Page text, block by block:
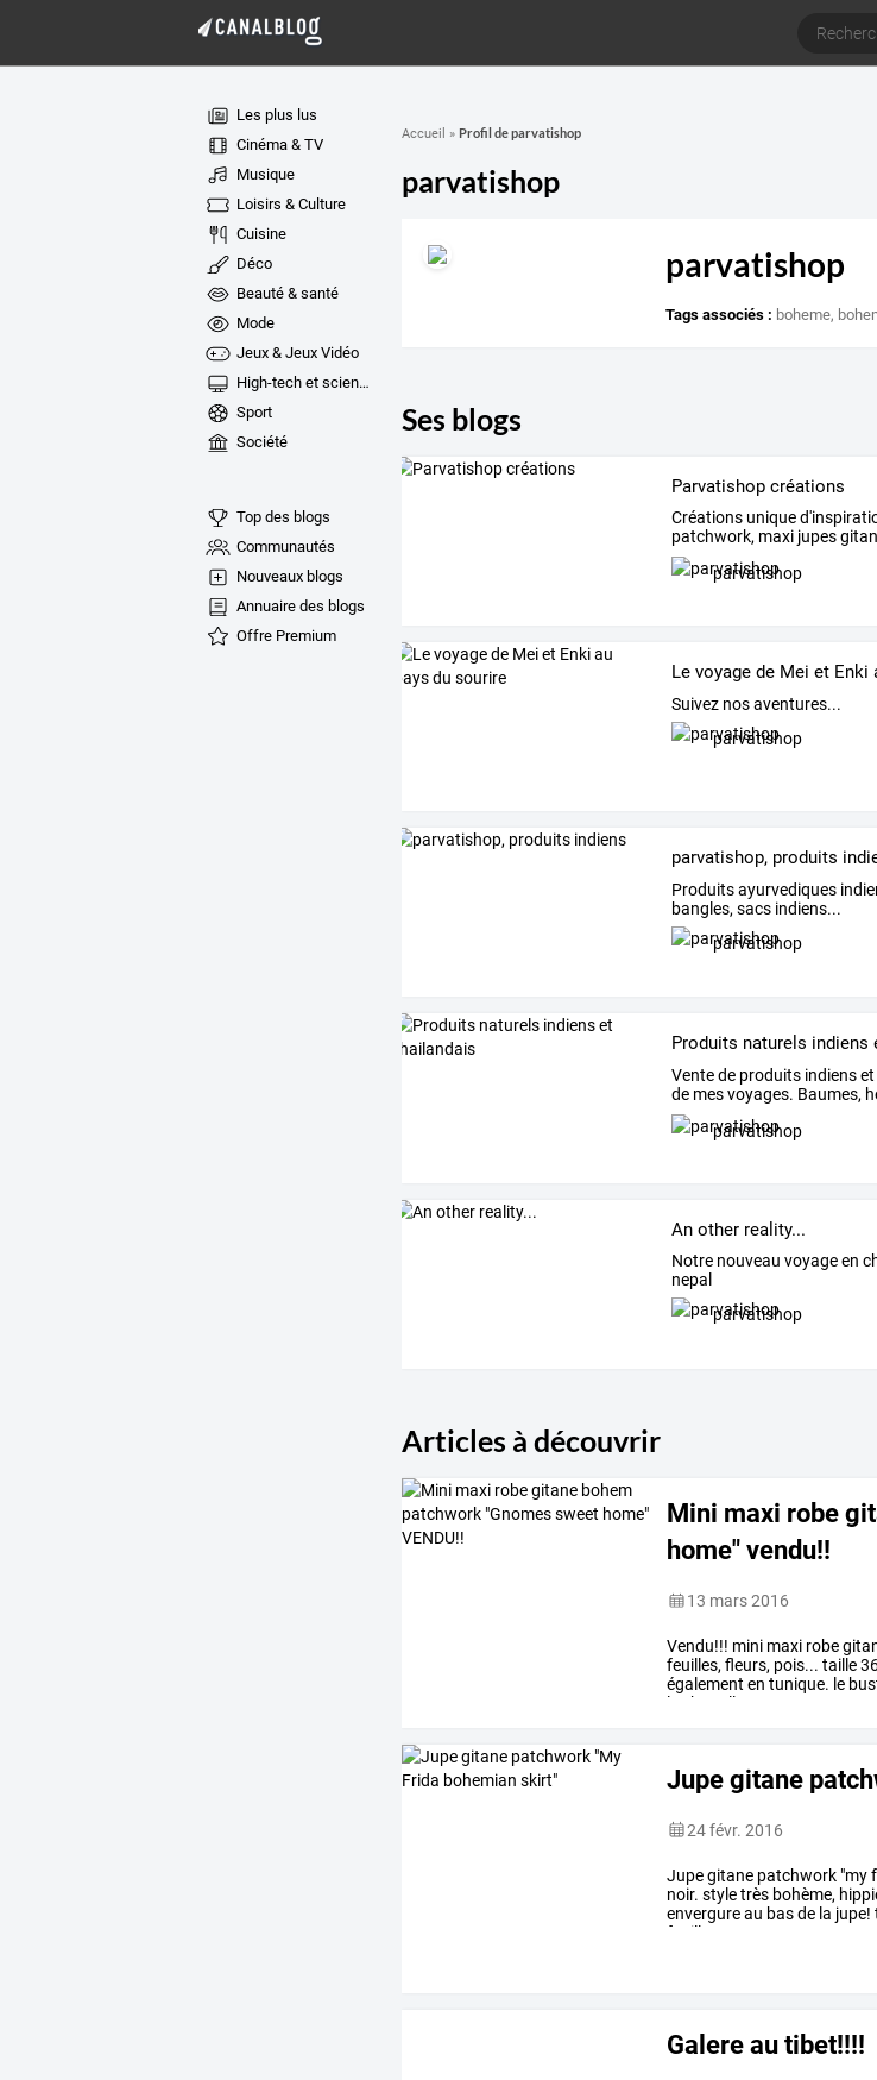
Les plus lus
Cinéma & TV
Musique
Loisirs & Culture
Cuisine
Déco
Beauté & santé
Mode
Jeux & Jeux Vidéo
High-tech et sciences
Sport
Société
Top des blogs
Communautés
Nouveaux blogs
Annuaire des blogs
Offre Premium
Accueil » Profil de parvatishop
parvatishop
parvatishop
Tags associés : boheme,
Ses blogs
Parvatishop créations
Créationsunique
patchwork,maxijupes
tissus
parvatishop
Le voyage de Mei et Enki
Suivez nos aventures...
parvatishop
parvatishop, produits
Produits ayurvediques
bangles, sacs indiens...
parvatishop
Produits naturels indiens
Ventedeproduitsindienset
demesvoyages. Baumes,
khol,
parvatishop
An other reality...
Notre nouveau voyage en
nepal
parvatishop
Articles à découvrir
Mini maxi robe
home" vendu!!
13 mars 2016
Vendu!!! mini maxi robe
feuilles, fleurs, pois... taille
également en tunique. le
les
bretelles.
Jupe gitane
24 févr. 2016
Jupegitane patchwork "my
noir. styletrès bohème,
envergureau basde la jupe!
feuillage
Galere au tibet!!!!